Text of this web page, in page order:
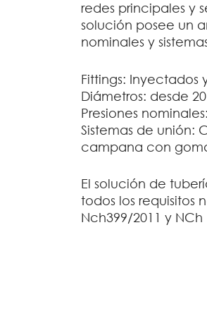
redes principales y
solución posee un
nominales y
Fittings: Inyectados
Diámetros: desde
Presiones
Sistemas de unión:
campana con
El solución de
todos los requisitos
Nch399/2011 y NCh